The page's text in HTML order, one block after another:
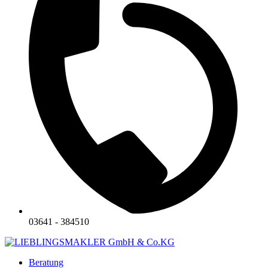
03641 - 384510
Beratung